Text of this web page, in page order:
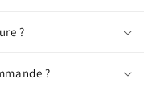
?
?